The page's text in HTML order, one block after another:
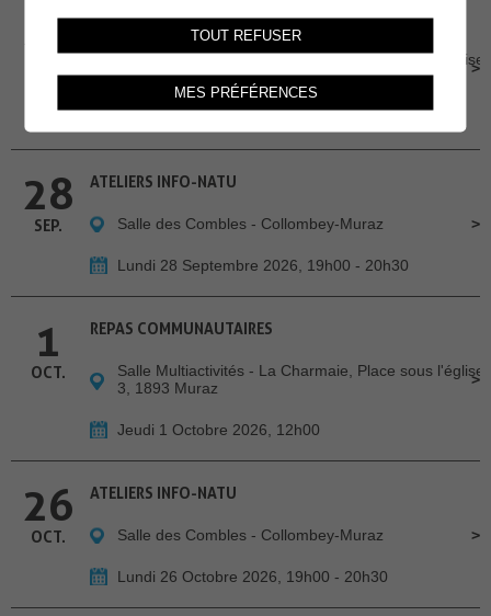
24 REPAS COMMUNAUTAIRES
Salle Multiactivités - La Charmaie, Place sous l'église
3, 1893 Muraz
28
SEP.
ATELIERS INFO-NATU
Salle des Combles - Collombey-Muraz
Lundi 28 Septembre 2026, 19h00 - 20h30
1
OCT.
REPAS COMMUNAUTAIRES
Salle Multiactivités - La Charmaie, Place sous l'église
3, 1893 Muraz
Jeudi 1 Octobre 2026, 12h00
26
OCT.
ATELIERS INFO-NATU
Salle des Combles - Collombey-Muraz
Lundi 26 Octobre 2026, 19h00 - 20h30
TOUT REFUSER
MES PRÉFÉRENCES